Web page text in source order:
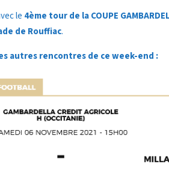
le 4ème tour de la COUPE
de Rouffiac.
autres rencontres de ce week-end :